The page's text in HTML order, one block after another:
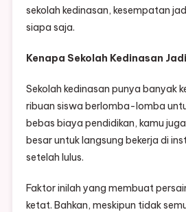
sekolah kedinasan, kesempatan
siapa saja.
Kenapa Sekolah Kedinasan
Sekolah kedinasan punya banyak
ribuan siswa berlomba-lomba
bebas biaya pendidikan, kamu
besar untuk langsung bekerja di
setelah lulus.
Faktor inilah yang membuat
ketat. Bahkan, meskipun tidak